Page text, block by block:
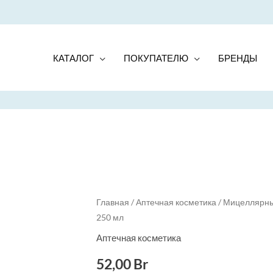
КАТАЛОГ ПОКУПАТЕЛЮ БРЕНДЫ
Главная /Аптечная косметика /
250 мл
Аптечная косметика
52,00Br